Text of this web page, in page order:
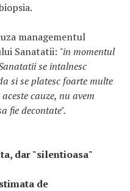
managementul
Sanatatii: "in momentul
se intalnesc
si se platesc foarte multe
cauze, nu avem
fie decontate".
dar "silentioasa"
de